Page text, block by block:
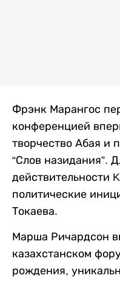
Фрэнк Марангос
конференцией
творчество Абая и
“Слов назидания”.
действительности
политические
Токаева.
Марша Ричардсон
казахстанском
рождения,